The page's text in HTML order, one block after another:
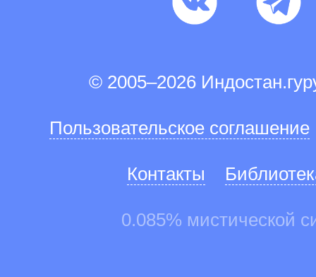
© 2005–2026
Пользовательское соглашение
Контакты
0.085% мистической